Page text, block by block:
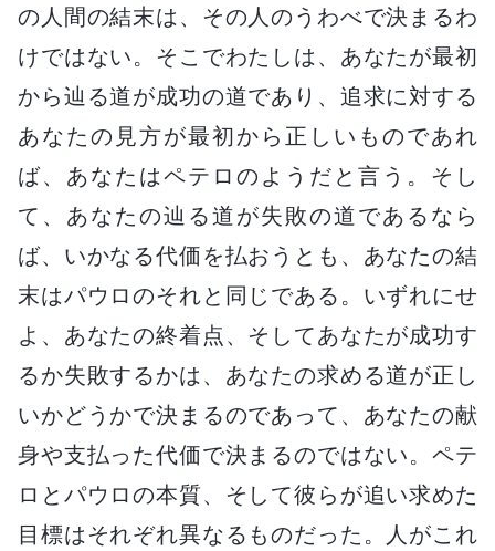
の人間の結末は、その人のうわべで決まるわ
けではない。そこでわたしは、あなたが最初
から辿る道が成功の道であり、追求に対する
あなたの見方が最初から正しいものであれ
ば、あなたはペテロのようだと言う。そし
て、あなたの辿る道が失敗の道であるなら
ば、いかなる代価を払おうとも、あなたの結
末はパウロのそれと同じである。いずれにせ
よ、あなたの終着点、そしてあなたが成功す
るか失敗するかは、あなたの求める道が正し
いかどうかで決まるのであって、あなたの献
身や支払った代価で決まるのではない。ペテ
ロとパウロの本質、そして彼らが追い求めた
目標はそれぞれ異なるものだった。人がこれ